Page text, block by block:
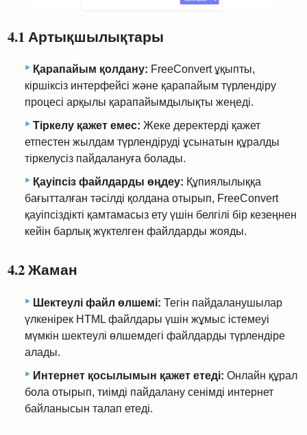
4.1 Артықшылықтары
Қарапайым қолдану: FreeConvert ұқыпты,
кіршіксіз интерфейсі және қарапайым түрлендіру
процесі арқылы қарапайымдылықты жеңеді.
Тіркелу қажет емес: Жеке деректерді қажет
етпестен жылдам түрлендіруді ұсынатын құралды
тіркелусіз пайдалануға болады.
Қауіпсіз файлдарды өңдеу: Құпиялылыққа
бағытталған тәсілді қолдана отырып, FreeConvert
қауіпсіздікті қамтамасыз ету үшін белгілі бір кезеңнен
кейін барлық жүктелген файлдарды жояды.
4.2 Жаман
Шектеулі файл өлшемі: Тегін пайдаланушылар
үлкенірек HTML файлдары үшін жұмыс істемеуі
мүмкін шектеулі өлшемдегі файлдарды түрлендіре
алады.
Интернет қосылымын қажет етеді: Онлайн құрал
бола отырып, тиімді пайдалану сенімді интернет
байланысын талап етеді.